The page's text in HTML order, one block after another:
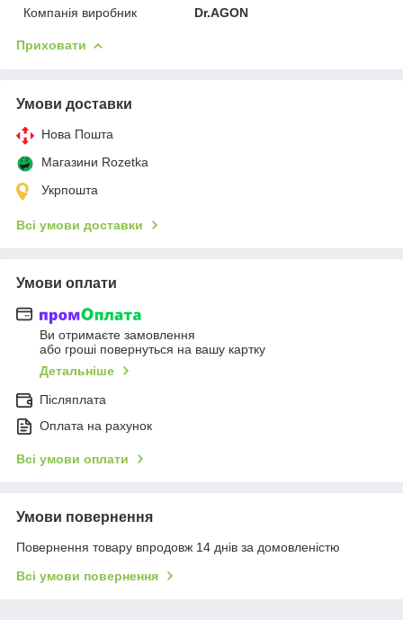
Компанія виробник
Dr.AGON
Приховати
Умови доставки
Нова Пошта
Магазини Rozetka
Укрпошта
Всі умови доставки
Умови оплати
Ви отримаєте замовлення
або гроші повернуться на вашу картку
Детальніше
Післяплата
Оплата на рахунок
Всі умови оплати
Умови повернення
Повернення товару впродовж 14 днів за домовленістю
Всі умови повернення